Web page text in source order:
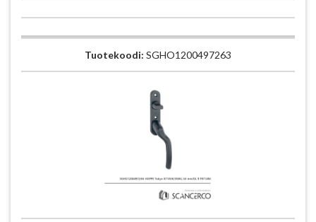
Tuotekoodi: SGHO1200497263